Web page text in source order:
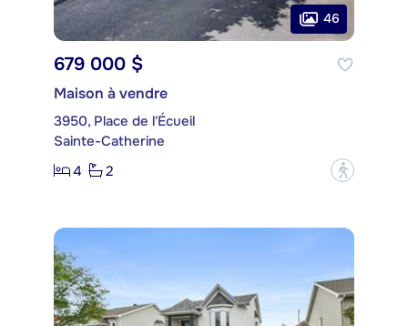
46
679 000 $
Maison à vendre
3950, Place de l'Écueil
Sainte-Catherine
4
2 ?